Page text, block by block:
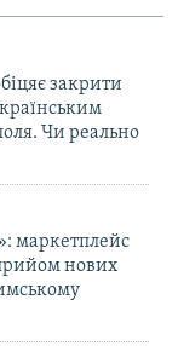
закрити
Чи реально
маркетплейс
нових